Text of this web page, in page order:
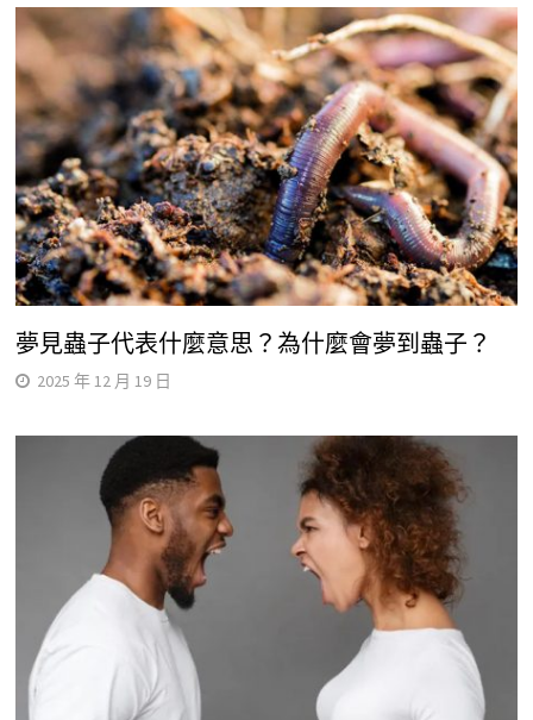
夢見蟲子代表什麼意思？為什麼會夢到蟲子？
2025 年 12 月 19 日